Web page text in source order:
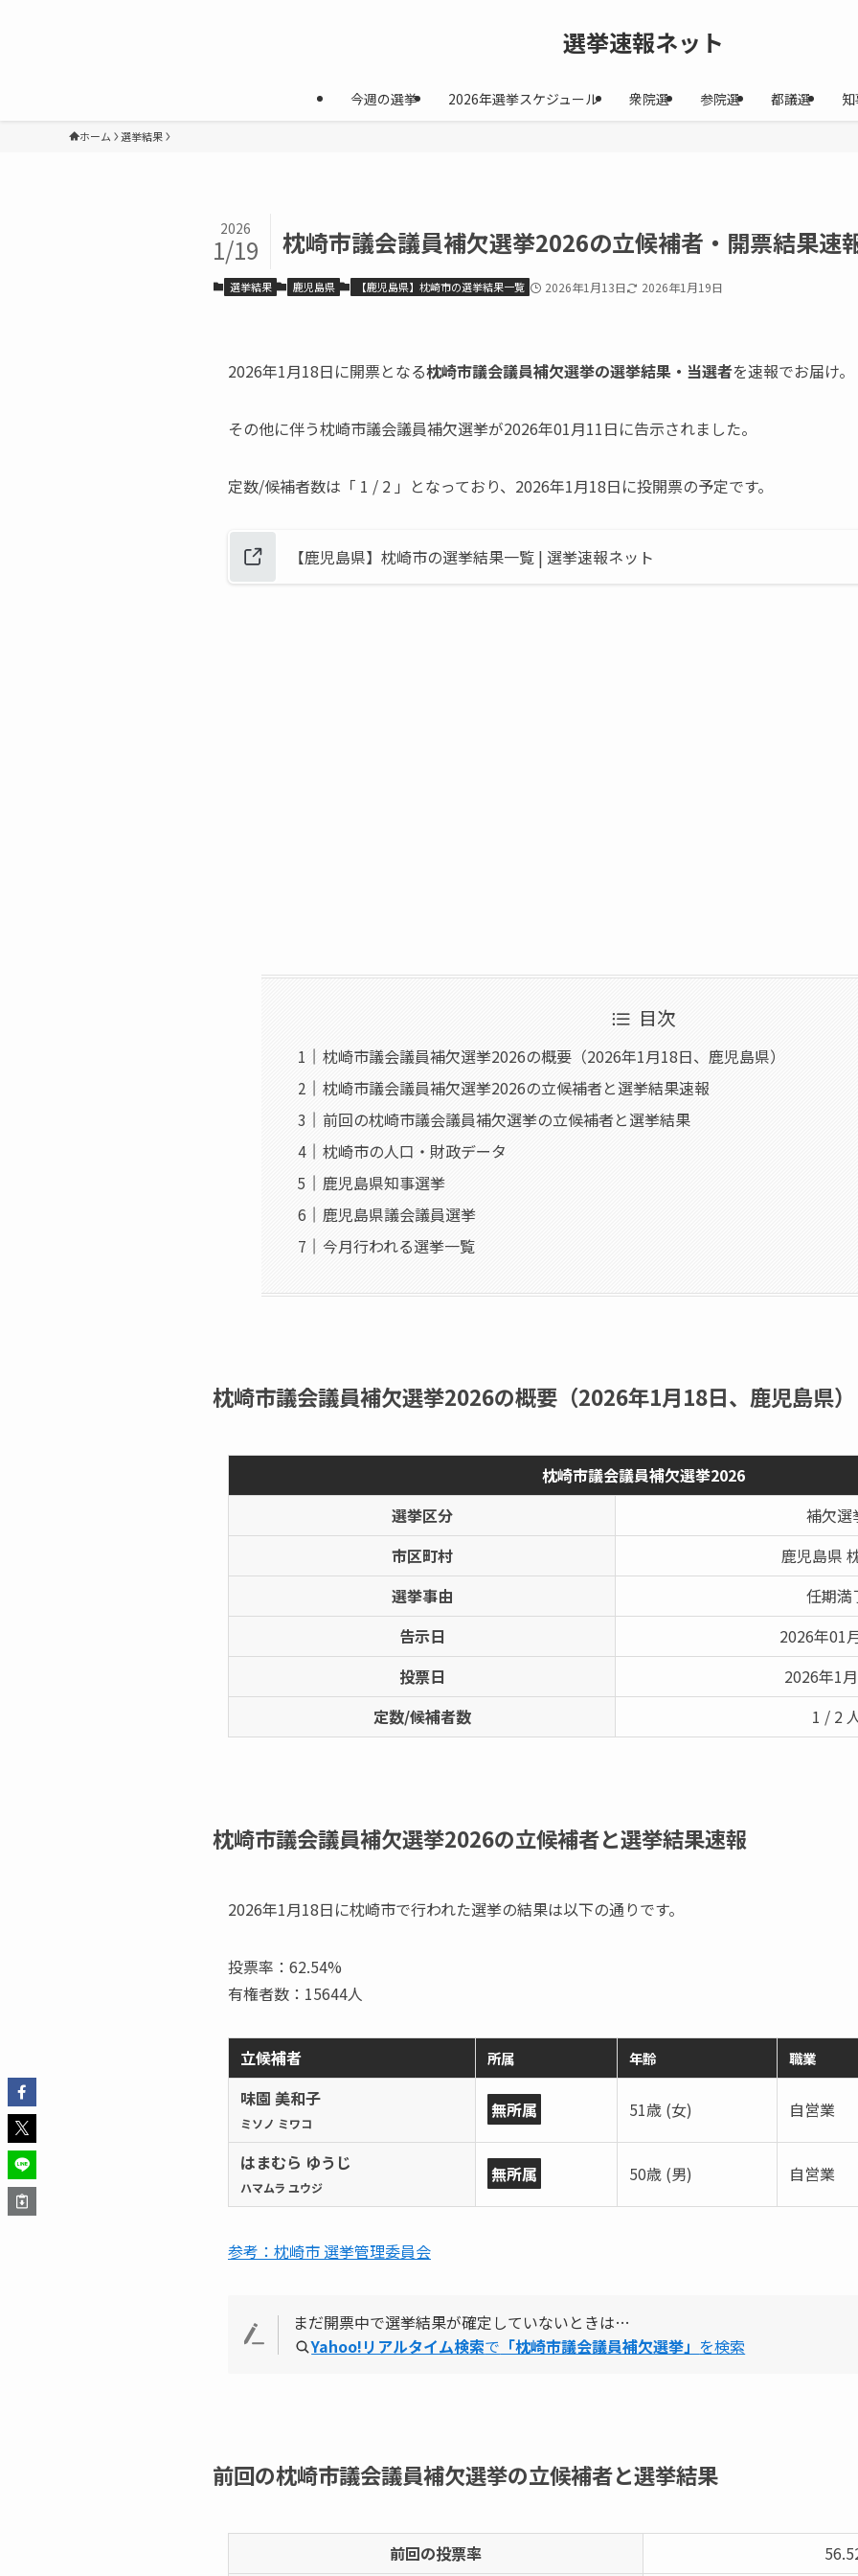
選挙速報ネット
今週の選挙 2026年選挙スケジュール 衆院選 参院選 都議選
ホーム 選挙結果
枕崎市議会議員補欠選挙2026の立候補者・開票結果速
2026
1/19
選挙結果 鹿児島県 【鹿児島県】枕崎市の選挙結果一覧 2026年1月13日 2026年1月19日
2026年1月18日に開票となる枕崎市議会議員補欠選挙の選挙結果・当選者を速報でお届け。
その他に伴う枕崎市議会議員補欠選挙が2026年01月11日に告示されました。
定数/候補者数は「 1 / 2 」となっており、2026年1月18日に投開票の予定です。
【鹿児島県】枕崎市の選挙結果一覧 | 選挙速報ネット
目次
枕崎市議会議員補欠選挙2026の概要（2026年1月18日、鹿児島県）
枕崎市議会議員補欠選挙2026の立候補者と選挙結果速報
前回の枕崎市議会議員補欠選挙の立候補者と選挙結果
枕崎市の人口・財政データ
鹿児島県知事選挙
鹿児島県議会議員選挙
今月行われる選挙一覧
枕崎市議会議員補欠選挙2026の概要（2026年1月18日、鹿児島県）
枕崎市議会議員補欠選挙2026
選挙区分
補欠選
市区町村
鹿児島県
選挙事由
任期満
告示日
2026年01
投票日
2026年1
定数/候補者数
1 / 2
枕崎市議会議員補欠選挙2026の立候補者と選挙結果速報
2026年1月18日に枕崎市で行われた選挙の結果は以下の通りです。
投票率：62.54%
有権者数：15644人
立候補者 所属 年齢 職業
味園 美和子
ミソノ ミワコ
無所属 51歳 (女) 自営業
はまむら ゆうじ
ハマムラ ユウジ
無所属 50歳 (男) 自営業
参考：枕崎市 選挙管理委員会
まだ開票中で選挙結果が確定していないときは…
Yahoo!リアルタイム検索で 「枕崎市議会議員補欠選挙」 を検索
前回の枕崎市議会議員補欠選挙の立候補者と選挙結果
前回の投票率